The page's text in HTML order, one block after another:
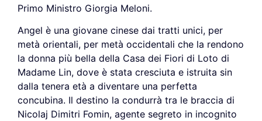
Primo Ministro Giorgia Meloni.
Angel è una giovane cinese dai tratti unici, per
metà orientali, per metà occidentali che la rendono
la donna più bella della Casa dei Fiori di Loto di
Madame Lin, dove è stata cresciuta e istruita sin
dalla tenera età a diventare una perfetta
concubina. Il destino la condurrà tra le braccia di
Nicolaj Dimitri Fomin, agente segreto in incognito